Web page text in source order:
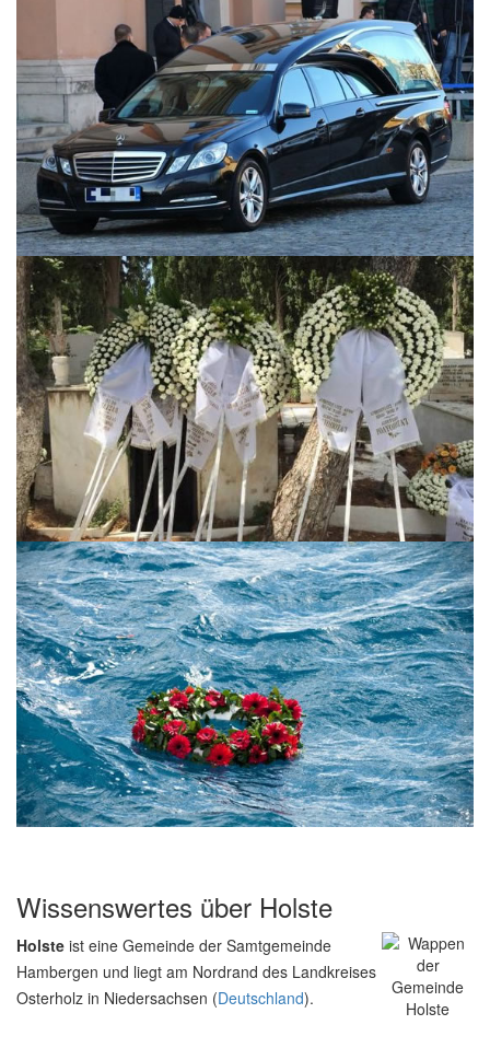
Wissenswertes über Holste
Holste ist eine Gemeinde der Samtgemeinde
Hambergen und liegt am Nordrand des Landkreises
Osterholz in Niedersachsen (Deutschland).